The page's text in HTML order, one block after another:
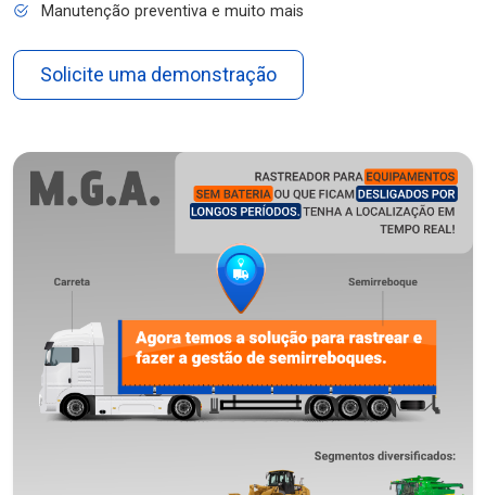
Manutenção preventiva e muito mais
Solicite uma demonstração